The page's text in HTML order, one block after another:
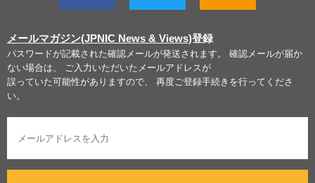
メールマガジン(JPNIC News & Views)登録
パスワードが記載された確認メールが発送されます。 確認メールが届か
ない場合は、 ご入力いただいたメールアドレスが
誤っていた可能性がありますので、 再度ご登録手続きを行ってくださ
い。